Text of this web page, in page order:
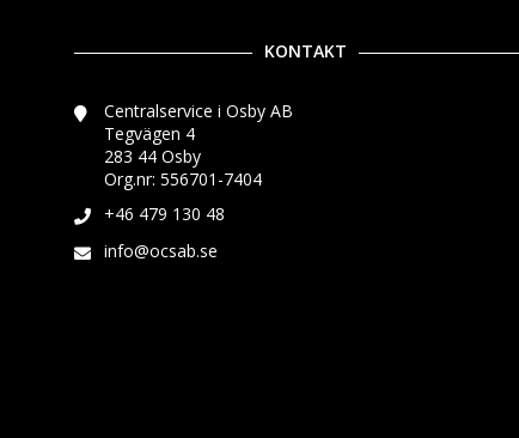
KONTAKT
Centralservice i Osby AB
Tegvägen 4
283 44 Osby
Org.nr: 556701-7404
+46 479 130 48
info@ocsab.se